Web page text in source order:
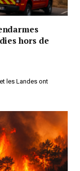
hors de
les Landes ont